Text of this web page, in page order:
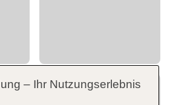
– Ihr Nutzungserlebnis